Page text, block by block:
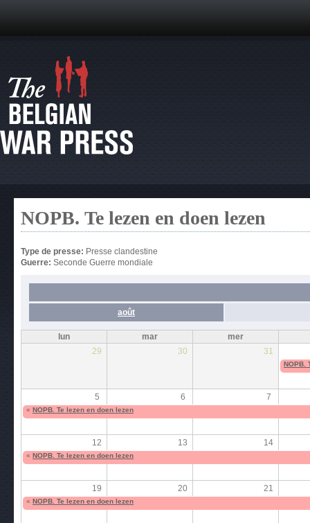
NOPB. Te lezen en doen lezen
Type de presse: Presse clandestine
Guerre: Seconde Guerre mondiale
août
lun mar
mer
29
30 31
NOPB.
5 6 7
« NOPB. Te lezen en doen lezen
12 13 14
« NOPB. Te lezen en doen lezen
19 20 21
« NOPB. Te lezen en doen lezen